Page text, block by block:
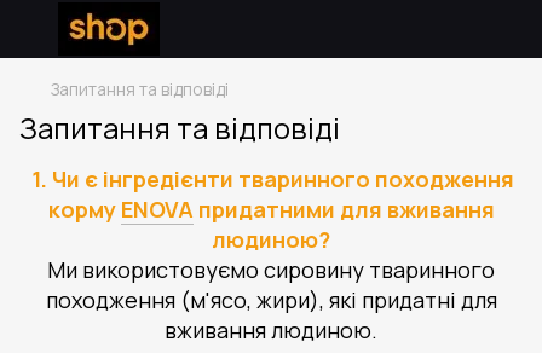
Запитання та відповіді
Запитання та відповіді
1. Чи є інгредієнти тваринного походження
корму ENOVAпридатними для вживання
людиною?
Ми використовуємо сировину тваринного
походження (м'ясо, жири), які придатні для
вживання людиною.